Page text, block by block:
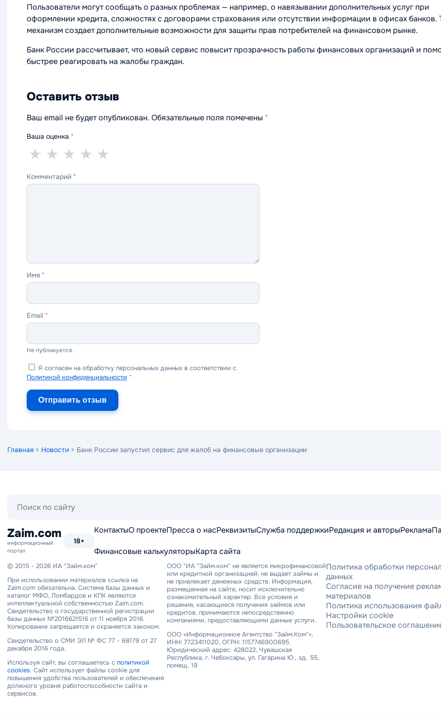
Пользователи могут сообщать о разных проблемах — например, о навязывании дополнительных услуг при
оформлении кредита, сложностях с договорами страхования или отсутствии информации в офисах банков.
механизм создает дополнительные возможности для защиты прав потребителей на финансовом рынке.
Банк России рассчитывает, что новый сервис повысит прозрачность работы финансовых организаций и
быстрее реагировать на жалобы граждан.
Оставить отзыв
Ваш email не будет опубликован. Обязательные поля помечены *
Ваша оценка *
5
—
★
4
—
★
3
—
★
2
—
★
1
—
★
Комментарий *
Имя *
Email *
Не публикуется.
Я согласен на обработку персональных данных в соответствии с
Политикой конфиденциальности *
Отправить отзыв
Главная > Новости > Банк России запустил сервис для жалоб на финансовые организации
Zaim.com
информационный
портал
18+
КонтактыО проектеПресса о насРеквизитыСлужба поддержкиРедакция и авторыРеклама
Финансовые калькуляторыКарта сайта
© 2015 - 2026 ИА "Займ.ком"
При использовании материалов ссылка на
Zaim.com обязательна. Система базы данных и
каталог МФО, Ломбардов и КПК являются
интеллектуальной собственностью Zaim.com.
Свидетельство о государственной регистрации
базы данных №2016621516 от 11 ноября 2016.
Копирование запрещается и охраняется законом.
Свидетельство о СМИ ЭЛ № ФС 77 - 68179 от 27
декабря 2016 года.
Используя сайт, вы соглашаетесь с политикой
cookies. Сайт использует файлы cookie для
повышения удобства пользователей и обеспечения
должного уровня работоспособности сайта и
сервисов.
ООО "ИА "Займ.ком" не является микрофинансовой
или кредитной организацией, не выдает займы и
не привлекает денежных средств. Информация,
размещенная на сайте, носит исключительно
ознакомительный характер. Все условия и
решения, касающиеся получения займов или
кредитов, принимаются непосредственно
компаниями, предоставляющими данные услуги.
ООО «Информационное Агентство "Займ.Ком"»,
ИНН: 7723411020, ОГРН: 1157746900695.
Юридический адрес: 428022, Чувашская
Республика, г. Чебоксары, ул. Гагарина Ю., зд. 55,
помещ. 19
Политика обработки
данных
Согласие на получение
материалов
Политика использования
Настройки cookie
Пользовательское